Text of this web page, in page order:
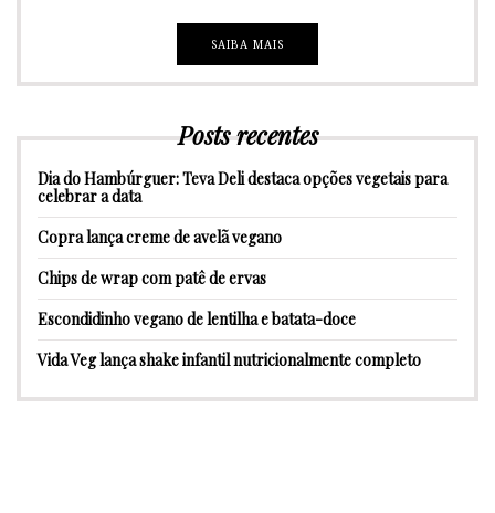
SAIBA MAIS
Posts recentes
Dia do Hambúrguer: Teva Deli destaca opções vegetais para
celebrar a data
Copra lança creme de avelã vegano
Chips de wrap com patê de ervas
Escondidinho vegano de lentilha e batata-doce
Vida Veg lança shake infantil nutricionalmente completo